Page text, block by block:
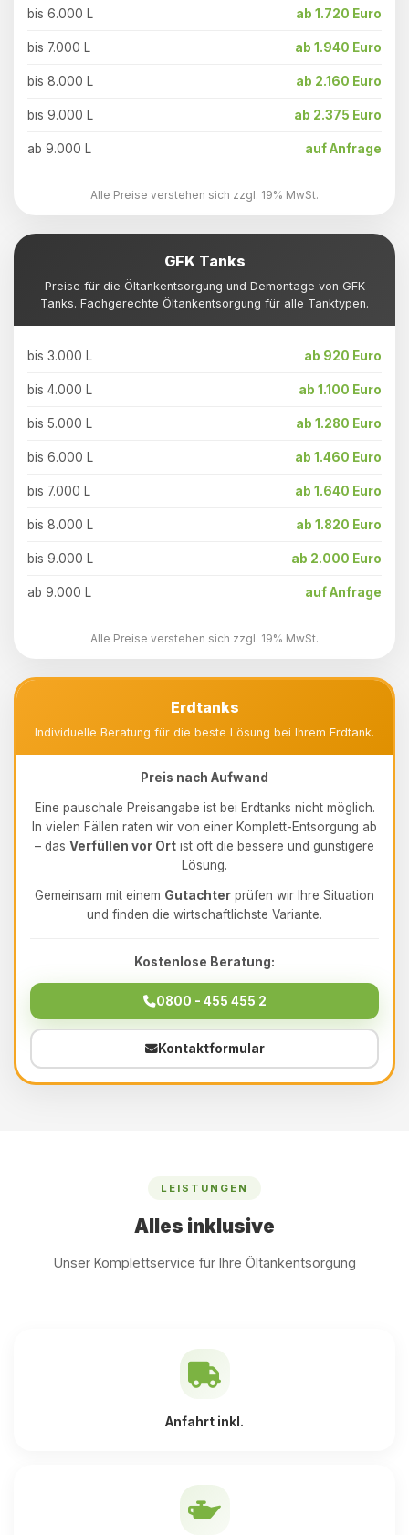
bis 6.000 L ab 1.720 Euro
bis 7.000 L ab 1.940 Euro
bis 8.000 L ab 2.160 Euro
bis 9.000 L ab 2.375 Euro
ab 9.000 L auf Anfrage
Alle Preise verstehen sich zzgl. 19% MwSt.
GFK Tanks
Preise für die Öltankentsorgung und Demontage von GFK
Tanks. Fachgerechte Öltankentsorgung für alle Tanktypen.
bis 3.000 L ab 920 Euro
bis 4.000 L ab 1.100 Euro
bis 5.000 L ab 1.280 Euro
bis 6.000 L ab 1.460 Euro
bis 7.000 L ab 1.640 Euro
bis 8.000 L ab 1.820 Euro
bis 9.000 L ab 2.000 Euro
ab 9.000 L auf Anfrage
Alle Preise verstehen sich zzgl. 19% MwSt.
Erdtanks
Individuelle Beratung für die beste Lösung bei Ihrem Erdtank.
Preis nach Aufwand
Eine pauschale Preisangabe ist bei Erdtanks nicht möglich.
In vielen Fällen raten wir von einer Komplett-Entsorgung ab
– das Verfüllen vor Ort ist oft die bessere und günstigere
Lösung.
Gemeinsam mit einem Gutachter prüfen wir Ihre Situation
und finden die wirtschaftlichste Variante.
Kostenlose Beratung:
0800 - 455 455 2
Kontaktformular
LEISTUNGEN
Alles inklusive
Unser Komplettservice für Ihre Öltankentsorgung
Anfahrt inkl.